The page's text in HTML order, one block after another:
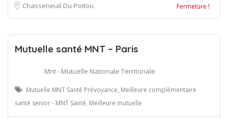
Chasseneuil-Du-Poitou Fermeture !
Mutuelle santé MNT – Paris
Mnt - Mutuelle Nationale Territoriale
Mutuelle MNT Santé Prévoyance, Meilleure complémentaire
santé senior - MNT Santé, Meilleure mutuelle